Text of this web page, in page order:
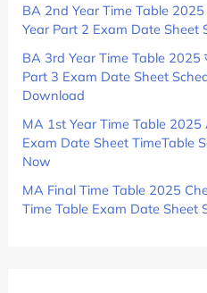
BA 2nd Year Time Table 2025
Year Part 2 Exam Date Sheet
BA 3rd Year Time Table 2025
Part 3 Exam Date Sheet
Download
MA 1st Year Time Table
Exam Date Sheet TimeTable
Now
MA Final Time Table 2025
Time Table Exam Date Sheet